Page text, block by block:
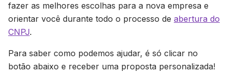
fazer as melhores escolhas para a nova empresa e
orientar você durante todo o processo de abertura do
CNPJ.
Para saber como podemos ajudar, é só clicar no
botão abaixo e receber uma proposta personalizada!